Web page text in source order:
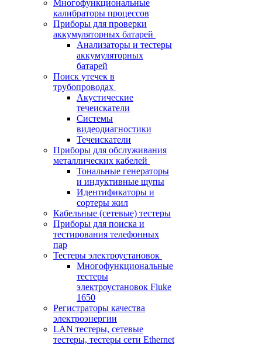
Многофункциональные
калибраторы процессов
Приборы для проверки
аккумуляторных батарей
Анализаторы и тестеры
аккумуляторных
батарей
Поиск утечек в
трубопроводах
Акустические
течеискатели
Системы
видеодиагностики
Течеискатели
Приборы для обслуживания
металлических кабелей
Тональные генераторы
и индуктивные щупы
Идентификаторы и
сортеры жил
Кабельные (сетевые) тестеры
Приборы для поиска и
тестирования телефонных
пар
Тестеры электроустановок
Многофункциональные
тестеры
электроустановок Fluke
1650
Регистраторы качества
электроэнергии
LAN тестеры, сетевые
тестеры, тестеры сети Ethernet